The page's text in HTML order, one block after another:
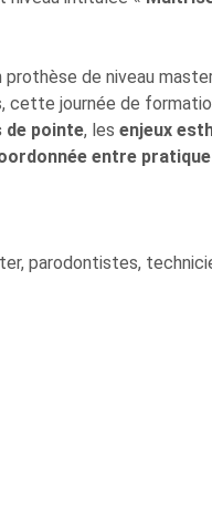
de niveau
cette journée de
de pointe, les enjeux
entre
parodontistes,